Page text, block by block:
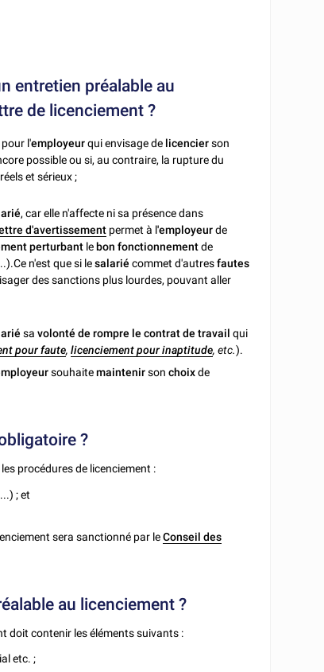
entretien préalable au
de licenciement ?
pour l'employeurqui envisage de licencierson
possible ou si, au contraire, la rupture du
et sérieux ;
, car elle n'affecte ni sa présence dans
d'avertissement permet à l'employeurde
perturbant le bon fonctionnementde
Ce n'est que si lesalarié commet d'autresfautes
des sanctions plus lourdes, pouvant aller
savolonté de rompre le contrat de travailqui
pour faute,licenciement pour inaptitude, etc.).
souhaitemaintenirsonchoixde
?
procédures de licenciement :
; et
sera sanctionné par leConseil des
au licenciement ?
doit contenir les éléments suivants :
etc. ;